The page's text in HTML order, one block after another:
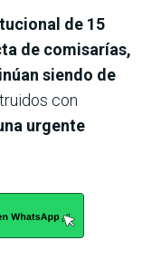
de 15
de comisarías,
siendo de
con
urgente